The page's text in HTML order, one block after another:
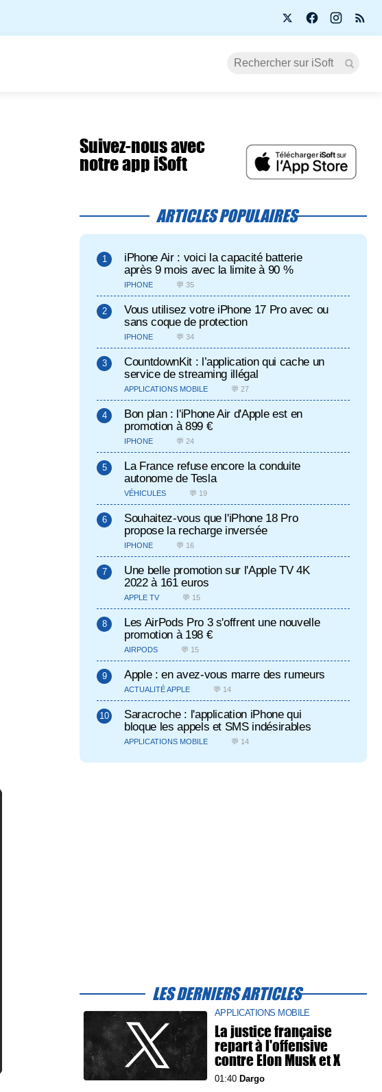
Suivez-nous avec
notre app iSoft
ARTICLES POPULAIRES
iPhone Air : voici la capacité batterie
après 9 mois avec la limite à 90 %
IPHONE 💬 35
Vous utilisez votre iPhone 17 Pro avec ou
sans coque de protection
IPHONE 💬 34
CountdownKit : l’application qui cache un
service de streaming illégal
APPLICATIONS MOBILE 💬 27
Bon plan : l'iPhone Air d'Apple est en
promotion à 899 €
IPHONE 💬 24
La France refuse encore la conduite
autonome de Tesla
VÉHICULES 💬 19
Souhaitez-vous que l'iPhone 18 Pro
propose la recharge inversée
IPHONE 💬 16
Une belle promotion sur l'Apple TV 4K
2022 à 161 euros
APPLE TV 💬 15
Les AirPods Pro 3 s'offrent une nouvelle
promotion à 198 €
AIRPODS 💬 15
Apple : en avez-vous marre des rumeurs
ACTUALITÉ APPLE 💬 14
Saracroche : l'application iPhone qui
bloque les appels et SMS indésirables
APPLICATIONS MOBILE 💬 14
LES DERNIERS ARTICLES
APPLICATIONS MOBILE
La justice française
repart à l'offensive
contre Elon Musk et X
01:40 Dargo